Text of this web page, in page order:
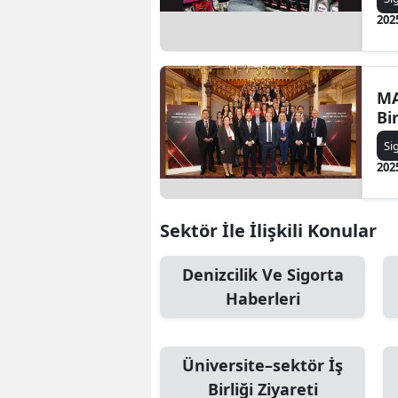
Sektör İle İlişkili Konular
Denizcilik Ve Sigorta
Haberleri
Üniversite–sektör İş
Birliği Ziyareti